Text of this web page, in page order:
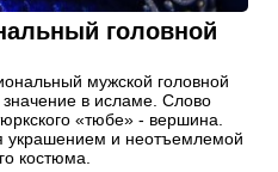
головной
мужской головной
в исламе. Слово
«тюбе» - вершина.
украшением и неотъемлемой
костюма.